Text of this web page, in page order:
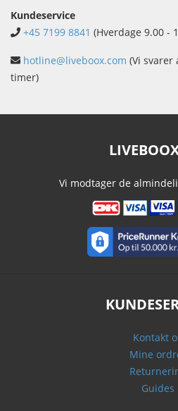
Kundeservice
+45 7199 8841 (Hverdage 9.00 -
hotline@liveboox.com (Vi svarer
timer)
Vi modtager de
Kontakt
Mine
Guides